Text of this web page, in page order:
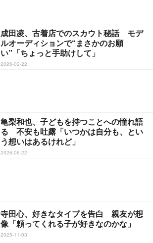
成田凌、古着店でのスカウト秘話 モデ
ルオーディションで“まさかのお願
い”「ちょっと手助けして」
2026-02-22
亀梨和也、子どもを持つことへの憧れ語
る 不安も吐露「いつかは自分も、とい
う想いはあるけれど」
2026-06-22
寺田心、好きなタイプを告白 親友が想
像「頼ってくれる子が好きなのかな」
2025-11-03